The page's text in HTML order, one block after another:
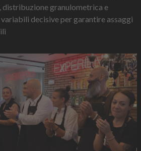
distribuzione granulometrica e
decisive per garantire assaggi